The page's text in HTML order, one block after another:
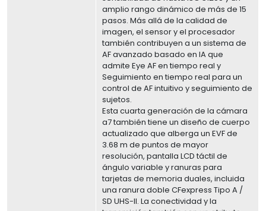
amplio rango dinámico de más de 15
pasos. Más allá de la calidad de
imagen, el sensor y el procesador
también contribuyen a un sistema de
AF avanzado basado en IA que
admite Eye AF en tiempo real y
Seguimiento en tiempo real para un
control de AF intuitivo y seguimiento de
sujetos.
Esta cuarta generación de la cámara
a7 también tiene un diseño de cuerpo
actualizado que alberga un EVF de
3.68 m de puntos de mayor
resolución, pantalla LCD táctil de
ángulo variable y ranuras para
tarjetas de memoria duales, incluida
una ranura doble CFexpress Tipo A /
SD UHS-II. La conectividad y la